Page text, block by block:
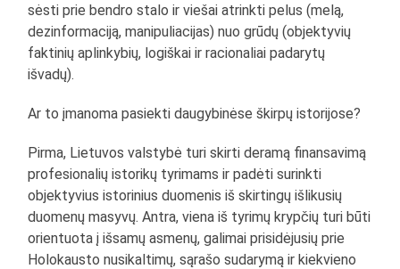
sėsti prie bendro stalo ir viešai atrinkti pelus (melą,
dezinformaciją, manipuliacijas) nuo grūdų (objektyvių
faktinių aplinkybių, logiškai ir racionaliai padarytų
išvadų).
Ar to įmanoma pasiekti daugybinėse škirpų istorijose?
Pirma, Lietuvos valstybė turi skirti deramą finansavimą
profesionalių istorikų tyrimams ir padėti surinkti
objektyvius istorinius duomenis iš skirtingų išlikusių
duomenų masyvų. Antra, viena iš tyrimų krypčių turi būti
orientuota į išsamų asmenų, galimai prisidėjusių prie
Holokausto nusikaltimų, sąrašo sudarymą ir kiekvieno